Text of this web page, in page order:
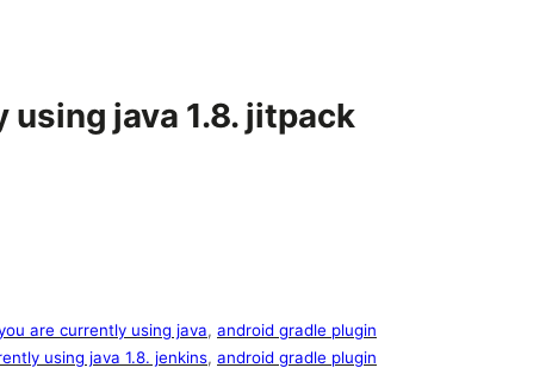
using java 1.8. jitpack
are currently using java, android gradle plugin
using java 1.8. jenkins, android gradle plugin